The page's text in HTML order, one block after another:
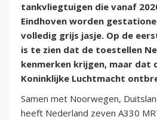
tankvliegtuigen die vanaf
Eindhoven worden
volledig grijs jasje. Op de
is te zien dat de toestellen
kenmerken krijgen, maar dat
Koninklijke Luchtmacht
Samen met Noorwegen,
heeft Nederland zeven A330